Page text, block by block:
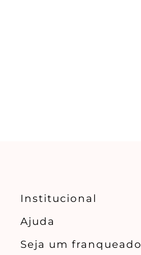
Institucional
Missão, visão e valores
Ajuda
Central de relacionamento
Seja um franqueado